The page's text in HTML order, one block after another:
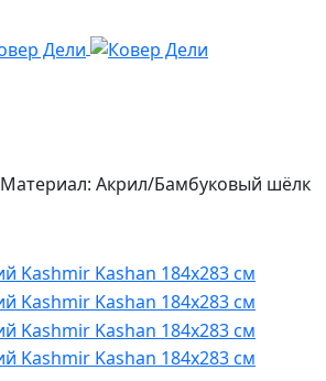
Материал: Акрил/Бамбуковый шёлк